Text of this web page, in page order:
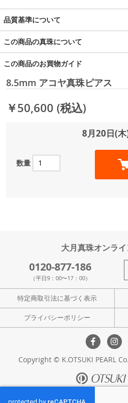
品質基準について
この商品の真珠について
この商品のお買物ガイド
8.5mm アコヤ真珠ピアス
￥50,600 (税込)
8月20日(
数量
大月真珠オンラ
0120-877-186
（平日9：00〜17：00）
特定商取引法に基づく表示
プライバシーポリシー
Copyright © K.OTSUKI PEARL